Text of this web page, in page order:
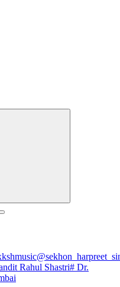
Rahul Shastri# Dr.